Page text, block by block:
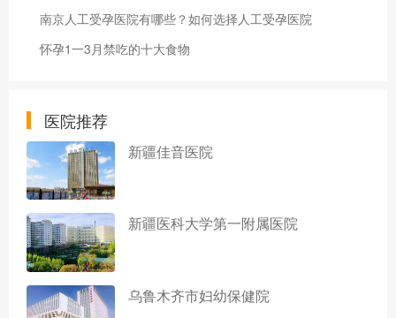
南京人工受孕医院有哪些？如何选择人工受孕医院
怀孕1一3月禁吃的十大食物
医院推荐
新疆佳音医院
新疆医科大学第一附属医院
乌鲁木齐市妇幼保健院